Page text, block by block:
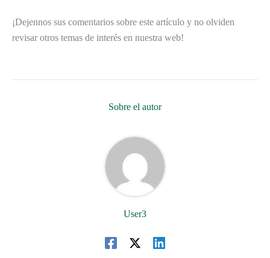
¡Dejennos sus comentarios sobre este artículo y no olviden
revisar otros temas de interés en nuestra web!
Sobre el autor
User3